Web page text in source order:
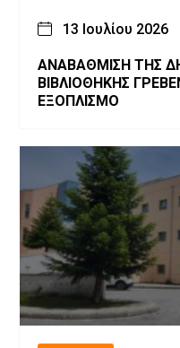
13 Ιουλίου 2026
ΑΝΑΒΑΘΜΙΣΗ ΤΗΣ
ΒΙΒΛΙΟΘΗΚΗΣ
ΕΞΟΠΛΙΣΜΟ